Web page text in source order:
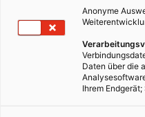
Anonyme
Daten über die
Ihrem